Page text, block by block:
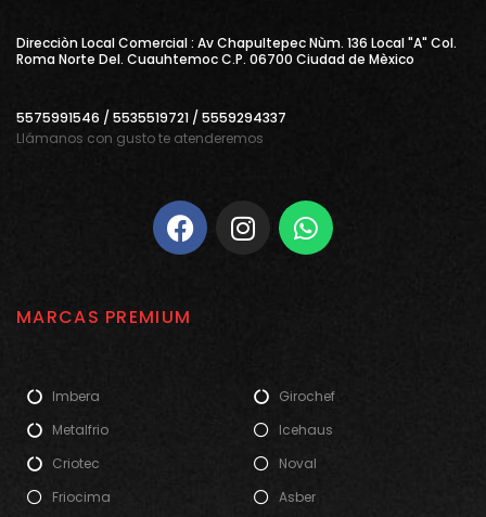
Direcciòn Local Comercial : Av Chapultepec Nùm. 136 Local "A" Col.
Roma Norte Del. Cuauhtemoc C.P. 06700 Ciudad de Mèxico
5575991546 / 5535519721 / 5559294337
Llámanos con gusto te atenderemos
MARCAS PREMIUM
Imbera
Metalfrio
Criotec
Friocima
Girochef
Icehaus
Noval
Asber